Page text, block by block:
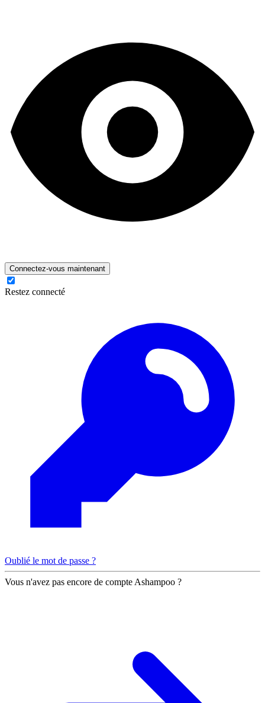
Connectez-vous maintenant
Restez connecté
Oublié le mot de passe ?
Vous n'avez pas encore de compte Ashampoo ?